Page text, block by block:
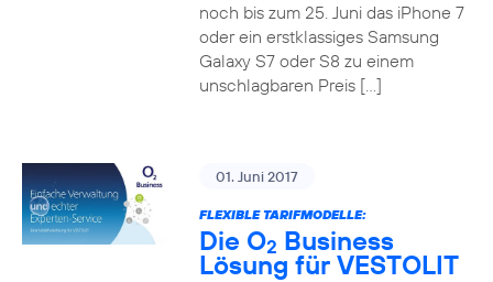
noch bis zum 25. Juni das iPhone 7
oder ein erstklassiges Samsung
Galaxy S7 oder S8 zu einem
unschlagbaren Preis […]
01. Juni 2017
FLEXIBLE TARIFMODELLE:
Die O2 Business
Lösung für VESTOLIT